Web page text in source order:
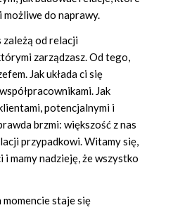
możliwe do naprawy.
zależą od relacji
zarządzasz. Od tego,
Jak układa ci się
Jak
potencjalnymi i
brzmi: większość z nas
przypadkowi. Witamy się,
mamy nadzieję, że wszystko
momencie staje się